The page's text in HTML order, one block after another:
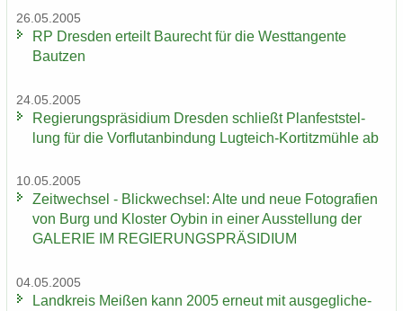
26.05.2005
RP Dres­den er­teilt Bau­recht für die West­tan­gen­te
Baut­zen
24.05.2005
Re­gie­rungs­prä­si­di­um Dres­den schließt Plan­fest­stel­
lung für die Vor­flut­an­bin­dung Lugteich-​Kortitzmühle ab
10.05.2005
Zeit­wech­sel - Blick­wech­sel: Alte und neue Fo­to­gra­fien
von Burg und Klos­ter Oybin in einer Aus­stel­lung der
GA­LE­RIE IM RE­GIE­RUNGS­PRÄ­SI­DI­UM
04.05.2005
Land­kreis Mei­ßen kann 2005 er­neut mit aus­ge­gli­che­